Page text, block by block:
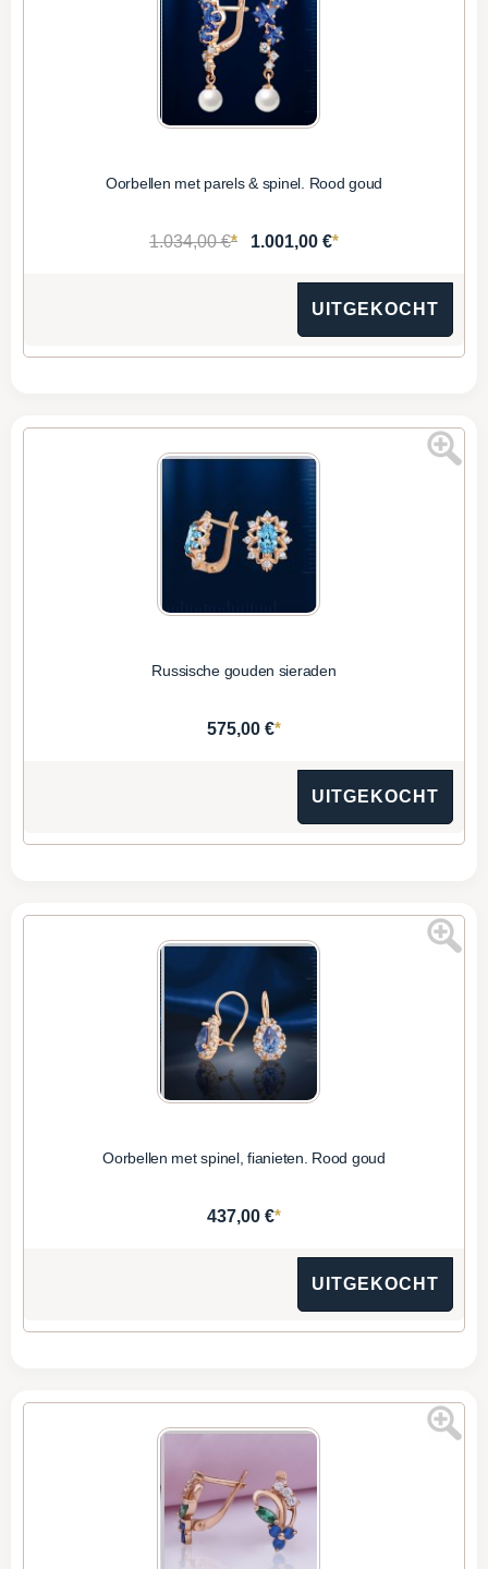
Oorbellen met parels & spinel. Rood goud
1.034,00 €* 1.001,00 €*
UITGEKOCHT
Russische gouden sieraden
575,00 €*
UITGEKOCHT
Oorbellen met spinel, fianieten. Rood goud
437,00 €*
UITGEKOCHT